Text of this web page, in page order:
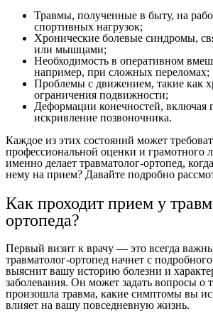
Травмы, полученные в быту, на
спортивных нагрузок;
Хронические болевые синдромы,
или мышцами;
Необходимость в оперативном
например, при сложных переломах;
Проблемы с движением, такие как
ограничения подвижности;
Деформации конечностей, включая
искривление позвоночника.
Каждое из этих состояний может
профессиональной оценки и грамотного
именно делает травматолог-ортопед,
нему на прием? Давайте подробно
Как проходит прием у
ортопеда?
Первый визит к врачу — это всегда
травматолог-ортопед начнет с
выяснит вашу историю болезни и
заболевания. Он может задать вопросы о
произошла травма, какие симптомы вы
влияет на вашу повседневную жизнь.